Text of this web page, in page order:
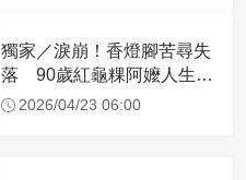
獨家／淚崩！香燈腳苦尋失
落 90歲紅龜粿阿嬤人生謝
幕2026/04/23 06:00